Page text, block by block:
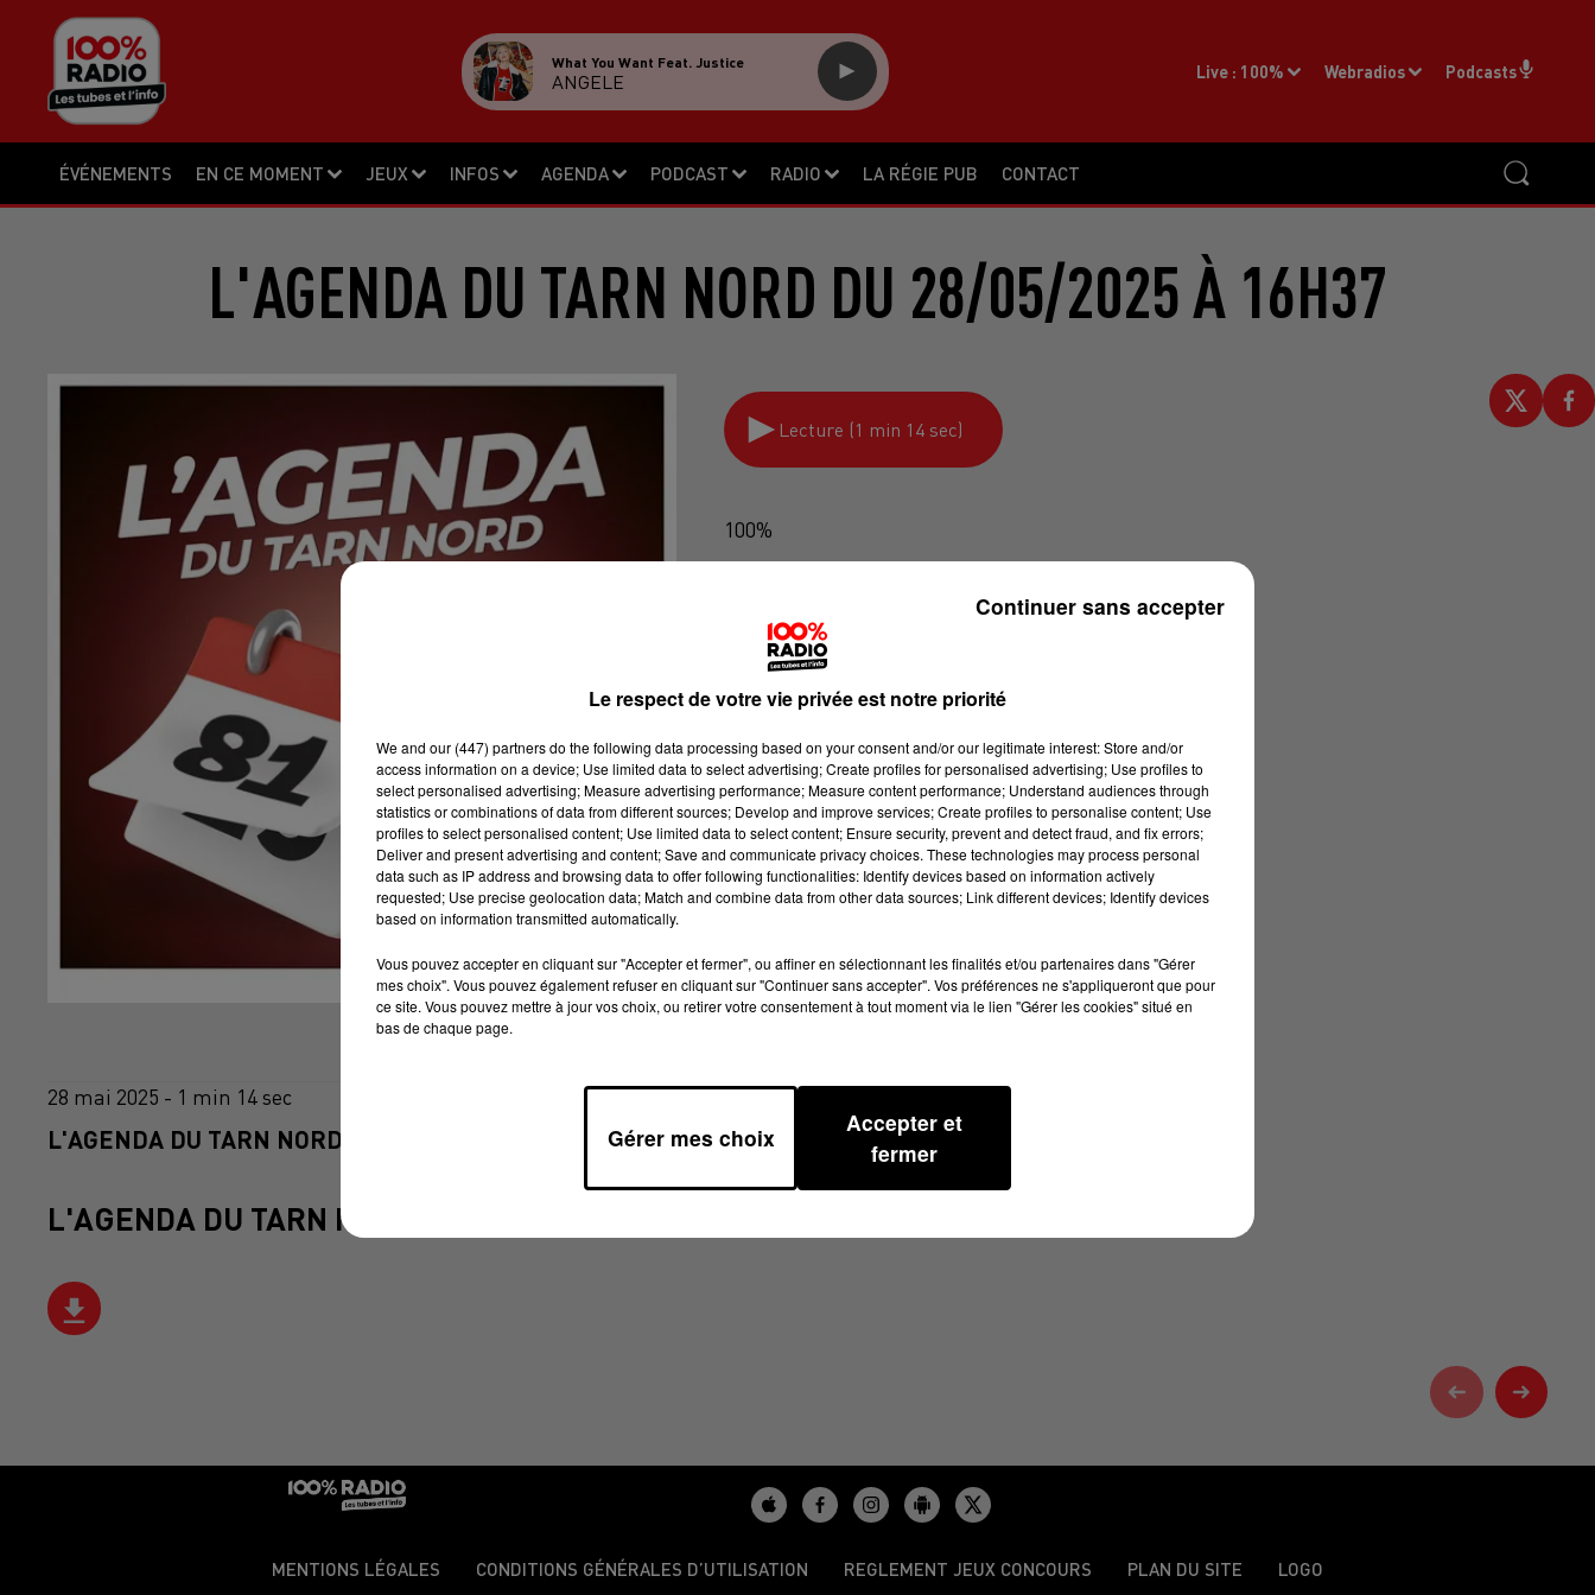
ÉVÉNEMENTS EN CE MOMENT JEUX INFOS AGENDA PODCAST RADIO LA RÉGIE PUB CONTACT
Live : 100% Webradios Podcasts
What You Want Feat. Justice
ANGELE
L'AGENDA DU TARN NORD DU 28/05/2025 À 16H37
Lecture (1 min 14 sec)
100%
28 mai 2025 - 1 min 14 sec
L'AGENDA DU TARN NORD DU 28/05/2025 À 16H37
L'AGENDA DU TARN NORD
MENTIONS LÉGALES CONDITIONS GÉNÉRALES D’UTILISATION REGLEMENT JEUX CONCOURS PLAN DU SITE LOGO
Le respect de votre vie privée est notre priorité
We and our (447) partnersdo the following data processing based on your consent and/or our legitimate interest: Store and/or
access information on a device; Use limited data to select advertising; Create profiles for personalised advertising; Use profiles to
select personalised advertising; Measure advertising performance; Measure content performance; Understand audiences through
statistics or combinations of data from different sources; Develop and improve services; Create profiles to personalise content; Use
profiles to select personalised content; Use limited data to select content; Ensure security, prevent and detect fraud, and fix errors;
Deliver and present advertising and content; Save and communicate privacy choices. These technologies may process personal
data such as IP address and browsing data to offer following functionalities: Identify devices based on information actively
requested; Use precise geolocation data; Match and combine data from other data sources; Link different devices; Identify devices
based on information transmitted automatically.
Vous pouvez accepter en cliquant sur "Accepter et fermer", ou affiner en sélectionnant les finalités et/ou partenaires dans "Gérer
mes choix". Vous pouvez également refuser en cliquant sur "Continuer sans accepter". Vos préférences ne s'appliqueront que pour
ce site. Vous pouvez mettre à jour vos choix, ou retirer votre consentement à tout moment via le lien "Gérer les cookies" situé en
bas de chaque page.
Gérer mes choix
Accepter et
fermer
Continuer sans accepter